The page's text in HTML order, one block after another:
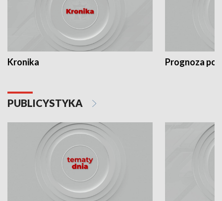
Kronika Prognoza
PUBLICYSTYKA